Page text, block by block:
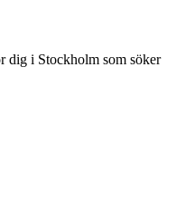
dig i Stockholm som söker